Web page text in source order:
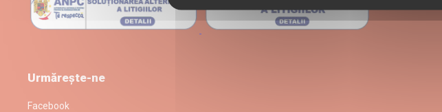
Urmărește-ne
Facebook